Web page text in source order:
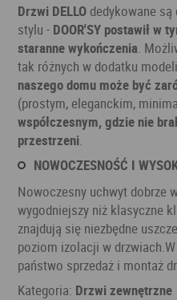
Drzwi DELLO dedykowane
stylu - DOOR'SY postawił w
staranne wykończenia .
tak różnych w dodatku
naszego domu może być
(prostym, eleganckim,
współczesnym, gdzie nie
przestrzeni
NOWOCZESNOŚĆ I
Nowoczesny uchwyt dobrze
wygodniejszy niż klasyczne
znajdują się niezbędne
poziom izolacji w
państwo sprzedaż i montaż
Kategoria: Drzwi zewnętrzne